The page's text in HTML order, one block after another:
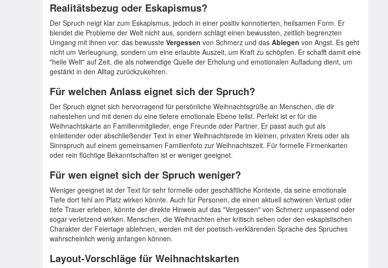
Realitätsbezug oder Eskapismus?
Der Spruch neigt klar zum Eskapismus, jedoch in einer positiv konnotierten, heilsamen Form. Er
blendet die Probleme der Welt nicht aus, sondern schlägt einen bewussten, zeitlich begrenzten
Umgang mit ihnen vor: das bewusste Vergessen von Schmerz und das Ablegen von Angst. Es geht
nicht um Verleugnung, sondern um eine erlaubte Auszeit, um Kraft zu schöpfen. Er schafft damit eine
"heile Welt" auf Zeit, die als notwendige Quelle der Erholung und emotionalen Aufladung dient, um
gestärkt in den Alltag zurückzukehren.
Für welchen Anlass eignet sich der Spruch?
Der Spruch eignet sich hervorragend für persönliche Weihnachtsgrüße an Menschen, die dir
nahestehen und mit denen du eine tiefere emotionale Ebene teilst. Perfekt ist er für die
Weihnachtskarte an Familienmitglieder, enge Freunde oder Partner. Er passt auch gut als
einleitender oder abschließender Text in einer Weihnachtsrede im kleinen, privaten Kreis oder als
Sinnspruch auf einem gemeinsamen Familienfoto zur Weihnachtszeit. Für formelle Firmenkarten
oder rein flüchtige Bekanntschaften ist er weniger geeignet.
Für wen eignet sich der Spruch weniger?
Weniger geeignet ist der Text für sehr formelle oder geschäftliche Kontexte, da seine emotionale
Tiefe dort fehl am Platz wirken könnte. Auch für Personen, die einen aktuell schweren Verlust oder
tiefe Trauer erleben, könnte der direkte Hinweis auf das "Vergessen" von Schmerz unpassend oder
sogar verletzend wirken. Menschen, die Weihnachten eher kritisch sehen oder den eskapistischen
Charakter der Feiertage ablehnen, werden mit der poetisch-verklärenden Sprache des Spruches
wahrscheinlich wenig anfangen können.
Layout-Vorschläge für Weihnachtskarten